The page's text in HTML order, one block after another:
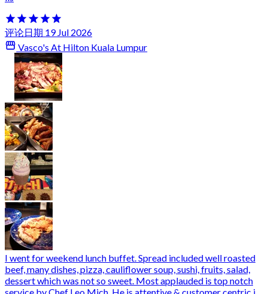
评论日期 19 Jul 2026
Vasco's At Hilton Kuala Lumpur
I went for weekend lunch buffet. Spread included well roasted
beef, many dishes, pizza, cauliflower soup, sushi, fruits, salad,
dessert which was not so sweet. Most applauded is top notch
service by Chef Leo Mich. He is attentive & customer centric i ...